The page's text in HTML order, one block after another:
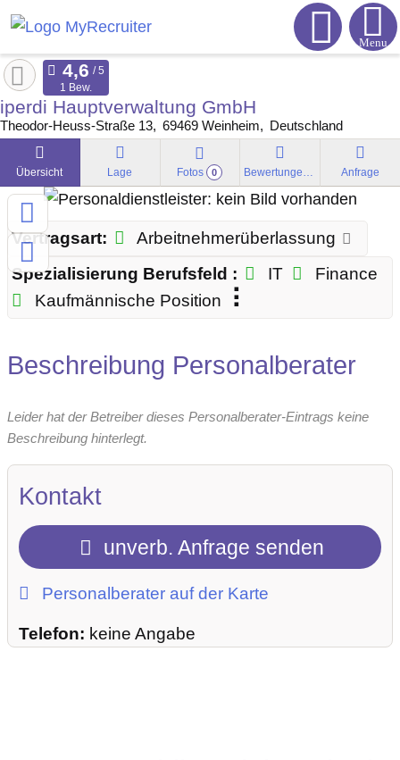
Menu
iperdi Hauptverwaltung GmbH
Theodor-Heuss-Straße 13 69469 Weinheim Deutschland
1 Bew.
Übersicht Lage Fotos 0 Bewertungen Anfrage
Vertragsart:
Arbeitnehmerüberlassung
Spezialisierung Berufsfeld :
IT
Finance
Kaufmännische Position
Beschreibung Personalberater
Leider hat der Betreiber dieses Personalberater-Eintrags keine
Beschreibung hinterlegt.
Kontakt
unverb. Anfrage senden
Personalberater auf der Karte
Telefon: keine Angabe